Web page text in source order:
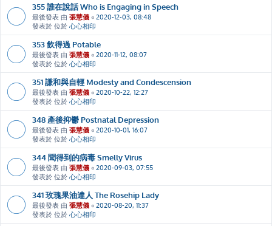
355 誰在說話 Who is Engaging in Speech
最後發表 由 張慧儀 « 2020-12-03, 08:48
發表於 位於 心心相印
353 飲得過 Potable
最後發表 由 張慧儀 « 2020-11-12, 08:07
發表於 位於 心心相印
351 謙和與自輕 Modesty and Condescension
最後發表 由 張慧儀 « 2020-10-22, 12:27
發表於 位於 心心相印
348 產後抑鬱 Postnatal Depression
最後發表 由 張慧儀 « 2020-10-01, 16:07
發表於 位於 心心相印
344 聞得到的病毒 Smelly Virus
最後發表 由 張慧儀 « 2020-09-03, 07:55
發表於 位於 心心相印
341 玫瑰果油達人 The Rosehip Lady
最後發表 由 張慧儀 « 2020-08-20, 11:37
發表於 位於 心心相印